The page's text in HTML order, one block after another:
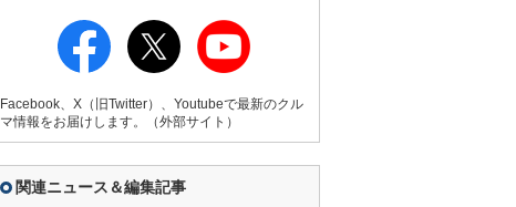
Facebook、X（旧Twitter）、Youtubeで最新のクル
マ情報をお届けします。（外部サイト）
関連ニュース＆編集記事